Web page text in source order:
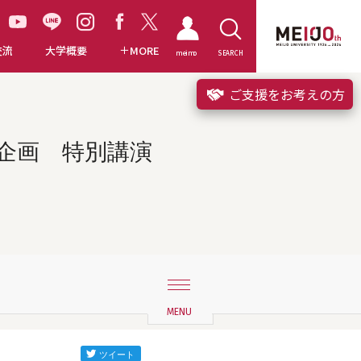
大学概要 MORE meimo SEARCH
ご支援をお考えの方
画 特別講演